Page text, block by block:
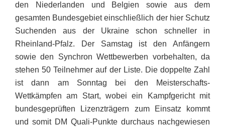
den Niederlanden und Belgien sowie aus dem
gesamten Bundesgebiet einschließlich der hier Schutz
Suchenden aus der Ukraine schon schneller in
Rheinland-Pfalz. Der Samstag ist den Anfängern
sowie den Synchron Wettbewerben vorbehalten, da
stehen 50 Teilnehmer auf der Liste. Die doppelte Zahl
ist dann am Sonntag bei den Meisterschafts-
Wettkämpfen am Start, wobei ein Kampfgericht mit
bundesgeprüften Lizenzträgern zum Einsatz kommt
und somit DM Quali-Punkte durchaus nachgewiesen